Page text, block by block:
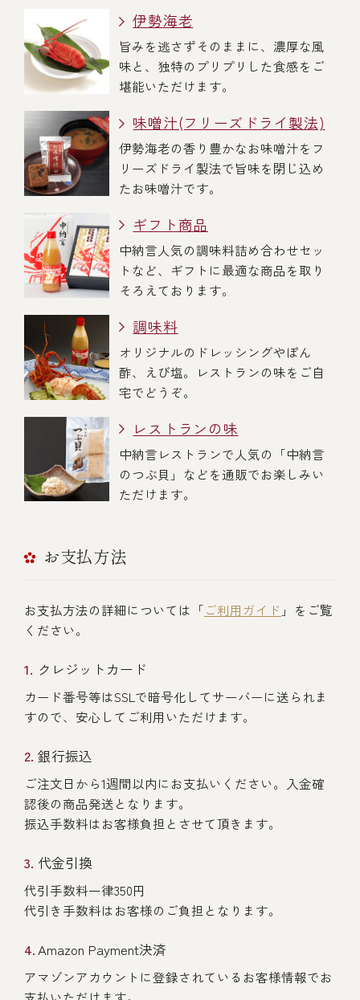
伊勢海老
旨みを逃さずそのままに、濃厚な風
味と、独特のプリプリした食感をご
堪能いただけます。
味噌汁(フリーズドライ製法)
伊勢海老の香り豊かなお味噌汁をフ
リーズドライ製法で旨味を閉じ込め
たお味噌汁です。
ギフト商品
中納言人気の調味料詰め合わせセッ
トなど、ギフトに最適な商品を取り
そろえております。
調味料
オリジナルのドレッシングやぽん
酢、えび塩。レストランの味をご自
宅でどうぞ。
レストランの味
中納言レストランで人気の「中納言
のつぶ貝」などを通販でお楽しみい
ただけます。
お支払方法
お支払方法の詳細については「ご利用ガイド 」をご覧
ください。
クレジットカード
カード番号等はSSLで暗号化してサーバーに送られま
すので、安心してご利用いただけます。
銀行振込
ご注文日から1週間以内にお支払いください。入金確
認後の商品発送となります。
振込手数料はお客様負担とさせて頂きます。
代金引換
代引手数料一律350円
代引き手数料はお客様のご負担となります。
Amazon Payment決済
アマゾンアカウントに登録されているお客様情報でお